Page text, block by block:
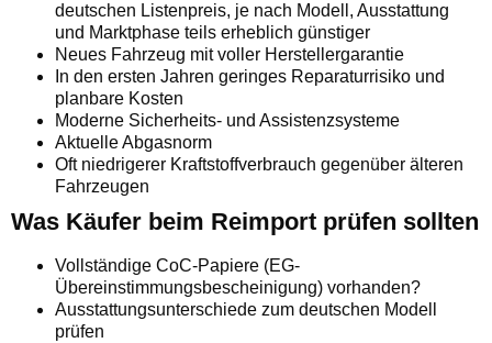
deutschen Listenpreis, je nach Modell, Ausstattung
und Marktphase teils erheblich günstiger
Neues Fahrzeug mit voller Herstellergarantie
In den ersten Jahren geringes Reparaturrisiko und
planbare Kosten
Moderne Sicherheits- und Assistenzsysteme
Aktuelle Abgasnorm
Oft niedrigerer Kraftstoffverbrauch gegenüber älteren
Fahrzeugen
Was Käufer beim Reimport prüfen sollten
Vollständige CoC-Papiere (EG-
Übereinstimmungsbescheinigung) vorhanden?
Ausstattungsunterschiede zum deutschen Modell
prüfen